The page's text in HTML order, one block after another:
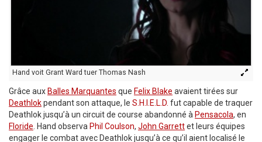
Hand voit Grant Ward tuer Thomas Nash
Grâce aux Balles Marquantes que Felix Blake avaient tirées sur
Deathlokpendant son attaque, le S.H.I.E.L.D. fut capable de traquer
Deathlok jusqu’à un circuit de course abandonné à Pensacola, en
Floride . Hand observa Phil Coulson, John Garrettet leurs équipes
engager le combat avec Deathlok jusqu’à ce qu’il aient localisé le